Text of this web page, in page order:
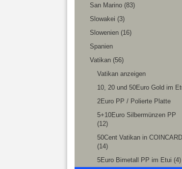
San Marino (83)
Slowakei (3)
Slowenien (16)
Spanien
Vatikan (56)
Vatikan anzeigen
10, 20 und 50Euro Gold im
2Euro PP / Polierte Platte
5+10Euro Silbermünzen PP
(12)
50Cent Vatikan in COINCARD
(14)
5Euro Bimetall PP im Etui (4)